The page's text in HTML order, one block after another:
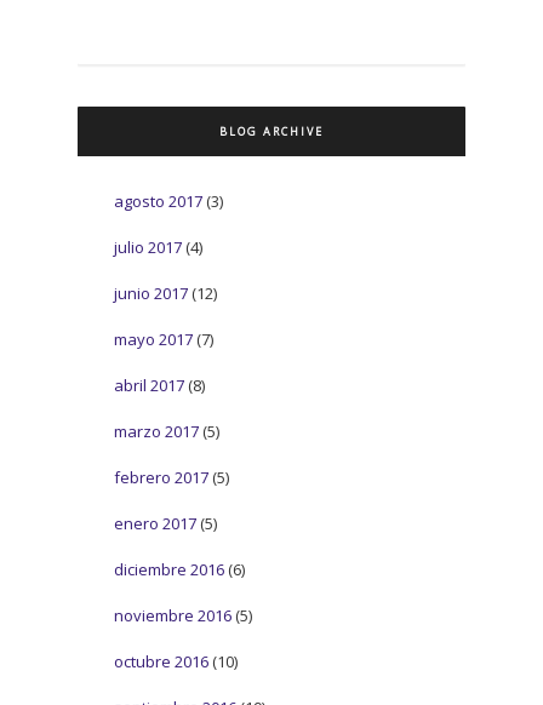
BLOG ARCHIVE
agosto 2017 (3)
julio 2017 (4)
junio 2017 (12)
mayo 2017 (7)
abril 2017 (8)
marzo 2017 (5)
febrero 2017 (5)
enero 2017 (5)
diciembre 2016 (6)
noviembre 2016 (5)
octubre 2016 (10)